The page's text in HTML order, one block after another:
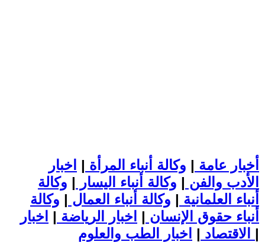
أخبار عامة | وكالة أنباء المرأة | اخبار
الأدب والفن | وكالة أنباء اليسار | وكالة
أنباء العلمانية | وكالة أنباء العمال | وكالة
أنباء حقوق الإنسان | اخبار الرياضة | اخبار
الاقتصاد | |